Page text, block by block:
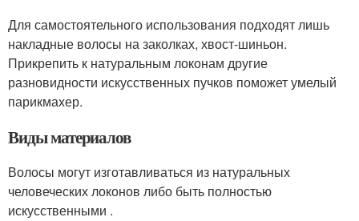
Для самостоятельного использования подходят лишь
накладные волосы на заколках, хвост-шиньон.
Прикрепить к натуральным локонам другие
разновидности искусственных пучков поможет умелый
парикмахер.
Виды материалов
Волосы могут изготавливаться из натуральных
человеческих локонов либо быть полностью
искусственными .